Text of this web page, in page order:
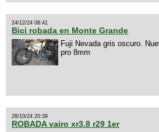
24/12/24 08:41
Bici robada en Monte Grande
Fuji Nevada gris oscuro.
pro 8mm
28/10/24 20:39
ROBADA vairo xr3.8 r29 1er